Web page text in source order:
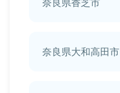
奈良県大和高田市